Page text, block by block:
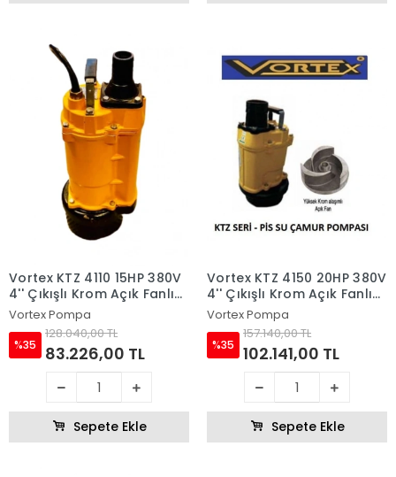
Vortex KTZ 4110 15HP 380V
4'' Çıkışlı Krom Açık Fanlı
Dalgıç Pompa
Vortex Pompa
%35
128.040,00 TL
83.226,00 TL
Sepete Ekle
Vortex KTZ 4150 20HP 380V
4'' Çıkışlı Krom Açık Fanlı
Dalgıç Pompa
Vortex Pompa
%35
157.140,00 TL
102.141,00 TL
Sepete Ekle